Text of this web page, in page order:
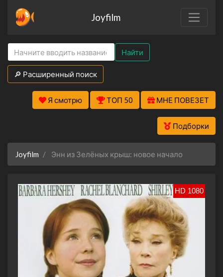
Joyfilm
Найти
🔎 Расширенный поиск
Я смотрю ТОП 50 МНЕ ПОВЕЗЕТ
Подборки
Joyfilm Энн из Зелёных крыш: новое начало
HD 1080